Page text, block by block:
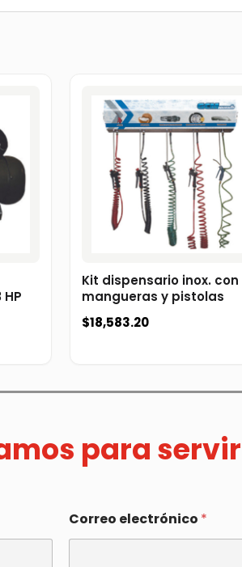
Kit dispensario inox. con
mangueras y pistolas
$18,583.20
para
Correo electrónico *